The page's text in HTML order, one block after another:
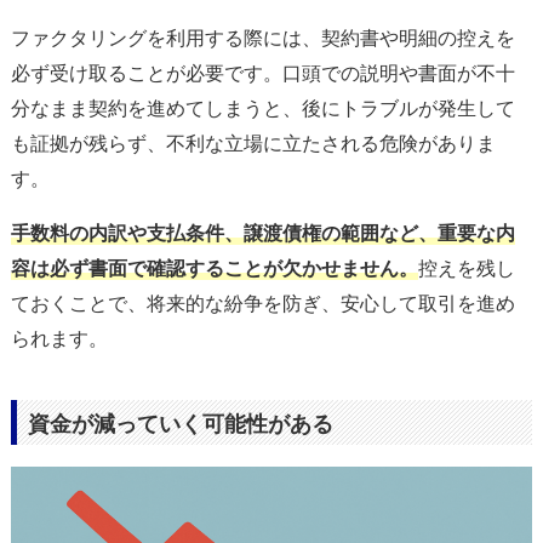
ファクタリングを利用する際には、契約書や明細の控えを
必ず受け取ることが必要です。口頭での説明や書面が不十
分なまま契約を進めてしまうと、後にトラブルが発生して
も証拠が残らず、不利な立場に立たされる危険がありま
す。
手数料の内訳や支払条件、譲渡債権の範囲など、重要な内
容は必ず書面で確認することが欠かせません。控えを残し
ておくことで、将来的な紛争を防ぎ、安心して取引を進め
られます。
資金が減っていく可能性がある